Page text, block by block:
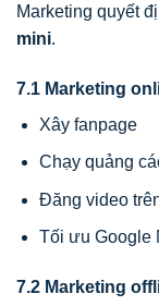
Marketing quyết
mini.
7.1 Marketing
Xây fanpage
Chạy quảng
Đăng video
Tối ưu Google
7.2 Marketing